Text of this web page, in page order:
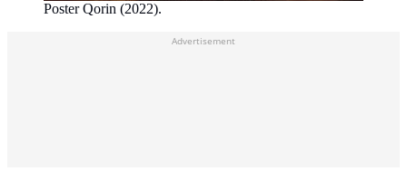
Poster Qorin (2022).
Advertisement